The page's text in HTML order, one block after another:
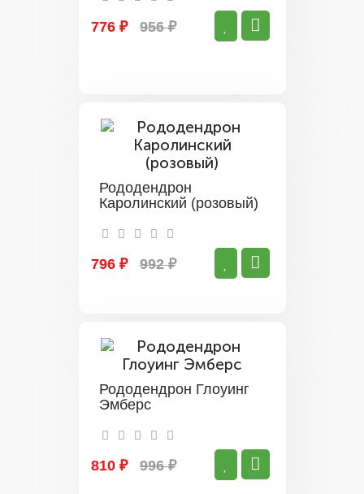
776 ₽ 956 ₽
Рододендрон
Каролинский (розовый)
796 ₽ 992 ₽
Рододендрон Глоуинг
Эмберс
810 ₽ 996 ₽